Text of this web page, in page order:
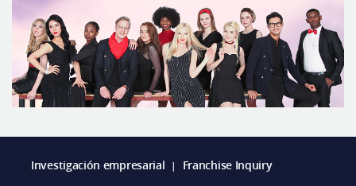
Investigación empresarial | Franchise Inquiry